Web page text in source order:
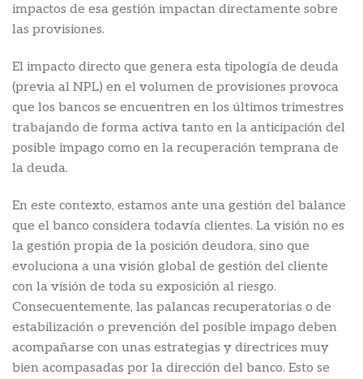
impactos de esa gestión impactan directamente sobre
las provisiones.
El impacto directo que genera esta tipología de deuda
(previa al NPL) en el volumen de provisiones provoca
que los bancos se encuentren en los últimos trimestres
trabajando de forma activa tanto en la anticipación del
posible impago como en la recuperación temprana de
la deuda.
En este contexto, estamos ante una gestión del balance
que el banco considera todavía clientes. La visión no es
la gestión propia de la posición deudora, sino que
evoluciona a una visión global de gestión del cliente
con la visión de toda su exposición al riesgo.
Consecuentemente, las palancas recuperatorias o de
estabilización o prevención del posible impago deben
acompañarse con unas estrategias y directrices muy
bien acompasadas por la dirección del banco. Esto se